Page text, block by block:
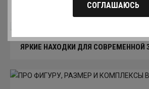
СОГЛАШАЮСЬ
ЯРКИЕ НАХОДКИ ДЛЯ СОВРЕМЕННОЙ